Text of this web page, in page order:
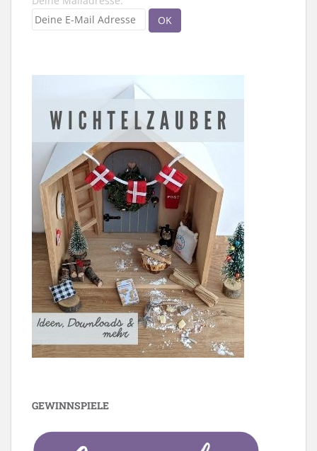
GEWINNSPIELE